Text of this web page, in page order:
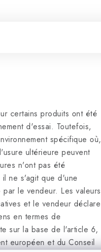
certains produits ont été
d'essai. Toutefois,
spécifique où,
ultérieure peuvent
n'ont pas été
ne s'agit que d'une
le vendeur. Les valeurs
et le vendeur déclare
en termes de
sur la base de l'article 6,
européen et du Conseil